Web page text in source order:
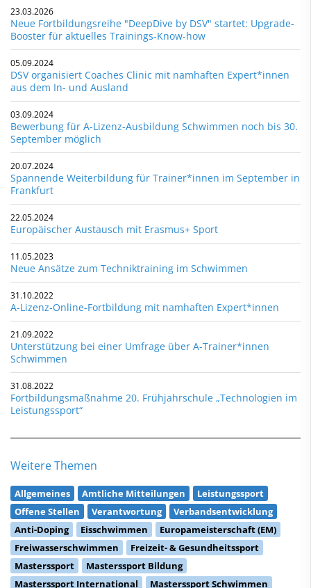
23.03.2026
Neue Fortbildungsreihe "DeepDive by DSV" startet: Upgrade-
Booster für aktuelles Trainings-Know-how
05.09.2024
DSV organisiert Coaches Clinic mit namhaften Expert*innen
aus dem In- und Ausland
03.09.2024
Bewerbung für A-Lizenz-Ausbildung Schwimmen noch bis 30.
September möglich
20.07.2024
Spannende Weiterbildung für Trainer*innen im September in
Frankfurt
22.05.2024
Europäischer Austausch mit Erasmus+ Sport
11.05.2023
Neue Ansätze zum Techniktraining im Schwimmen
31.10.2022
A-Lizenz-Online-Fortbildung mit namhaften Expert*innen
21.09.2022
Unterstützung bei einer Umfrage über A-Trainer*innen
Schwimmen
31.08.2022
Fortbildungsmaßnahme 20. Frühjahrschule „Technologien im
Leistungssport“
Weitere Themen
Allgemeines Amtliche Mitteilungen
Leistungssport
Offene Stellen
Verantwortung
Verbandsentwicklung
Anti-Doping
Eisschwimmen
Europameisterschaft (EM)
Freiwasserschwimmen
Freizeit- & Gesundheitssport
Masterssport
Masterssport Bildung
Masterssport International
Masterssport Schwimmen